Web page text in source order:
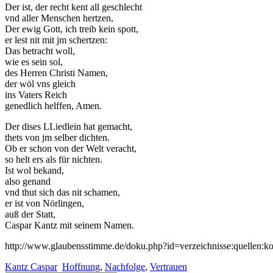
Der ist, der recht kent all geschlecht
vnd aller Menschen hertzen,
Der ewig Gott, ich treib kein spott,
er lest nit mit jm schertzen:
Das betracht woll,
wie es sein sol,
des Herren Christi Namen,
der wöl vns gleich
ins Vaters Reich
genedlich helffen, Amen.
Der dises LLiedlein hat gemacht,
thets von jm selber dichten.
Ob er schon von der Welt veracht,
so helt ers als für nichten.
Ist wol bekand,
also genand
vnd thut sich das nit schamen,
er ist von Nörlingen,
auß der Statt,
Caspar Kantz mit seinem Namen.
http://www.glaubensstimme.de/
Kantz Caspar Hoffnung, Nachfolge, Vertrauen